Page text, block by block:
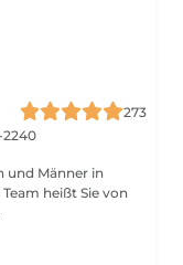
273
2240
und Männer in
heißt Sie von